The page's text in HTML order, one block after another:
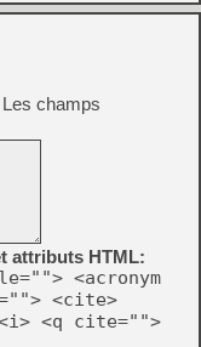
Les champs
attributs HTML:
<acronym
<cite>
<i> <q cite="">